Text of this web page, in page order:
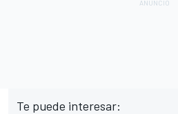
Te puede interesar: